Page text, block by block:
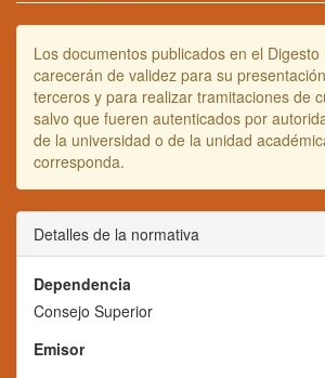
Los documentos publicados en el Digesto
carecerán de validez para su
terceros y para realizar tramitaciones de
salvo que fueren autenticados por
de la universidad o de la unidad
corresponda.
Detalles de la normativa
Dependencia
Consejo Superior
Emisor